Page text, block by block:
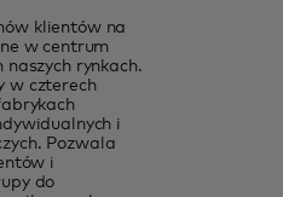
klientów na
w centrum
rynkach.
w czterech
i
Pozwala
i
do